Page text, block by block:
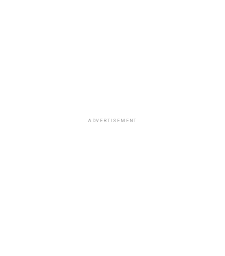
ADVERTISEMENT